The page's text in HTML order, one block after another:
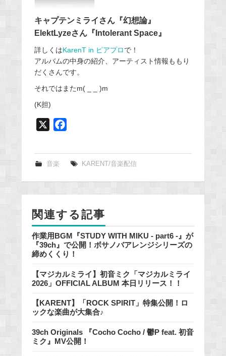
キャプテンミライさん『幻想論』
ElektLyzeさん『Intolerant Space』
詳しくはKarenT in ピアプロで！
アルバムの中身の紹介、アーティスト情報ももり
だくさんです。
それではまたm( _ _ )m
(K担)
e
k
音楽 KARENT/音楽配信
関連する記事
作業用BGM『STUDY WITH MIKU - part6 -』が
『39ch』で公開！ボサノバアレンジシリーズの
締めくくり！
【マジカルミライ】初音ミク「マジカルミライ
2026」OFFICIAL ALBUM 本日リリース！！
【KARENT】「ROCK SPIRIT」特集公開！ロ
ックな楽曲が大集合♪
39ch Originals 『Cocho Cocho / 鬱P feat. 初音
ミク』MV公開！